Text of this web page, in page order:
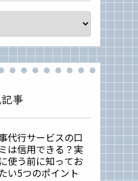
事
代行サービスの口
は信用できる？実
使う前に知ってお
い5つのポイント